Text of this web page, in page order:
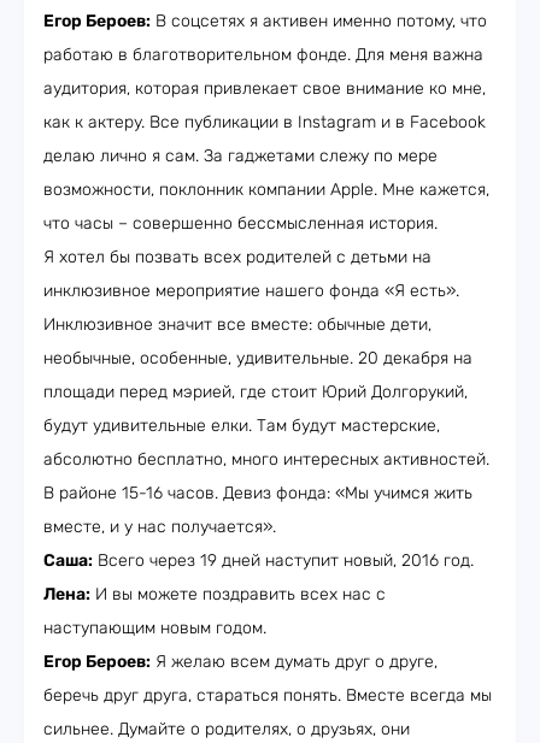
Егор Бероев: В соцсетях я активен именно потому, что
работаю в благотворительном фонде. Для меня важна
аудитория, которая привлекает свое внимание ко мне,
как к актеру. Все публикации в Instagram и в Facebook
делаю лично я сам. За гаджетами слежу по мере
возможности, поклонник компании Аpple. Мне кажется,
что часы – совершенно бессмысленная история.
Я хотел бы позвать всех родителей с детьми на
инклюзивное мероприятие нашего фонда «Я есть».
Инклюзивное значит все вместе: обычные дети,
необычные, особенные, удивительные. 20 декабря на
площади перед мэрией, где стоит Юрий Долгорукий,
будут удивительные елки. Там будут мастерские,
абсолютно бесплатно, много интересных активностей.
В районе 15-16 часов. Девиз фонда: «Мы учимся жить
вместе, и у нас получается».
Саша: Всего через 19 дней наступит новый, 2016 год.
Лена: И вы можете поздравить всех нас с
наступающим новым годом.
Егор Бероев: Я желаю всем думать друг о друге,
беречь друг друга, стараться понять. Вместе всегда мы
сильнее. Думайте о родителях, о друзьях, они